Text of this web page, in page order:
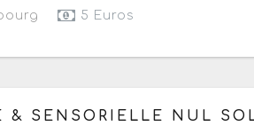
5 Euros
mercredi 26 août 2026 à partir
& SENSORIELLE NUL